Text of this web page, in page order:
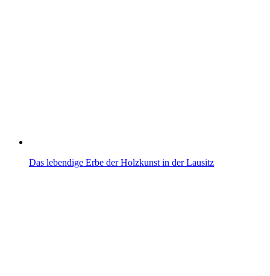
Das lebendige Erbe der Holzkunst in der Lausitz